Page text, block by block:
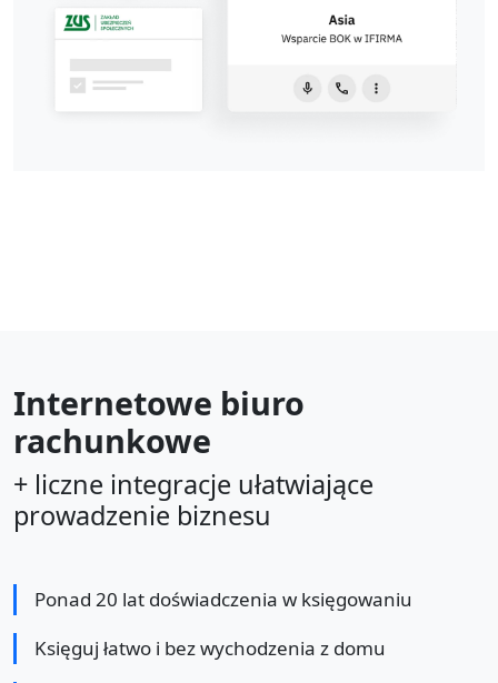
Internetowe biuro
rachunkowe
+ liczne integracje ułatwiające
prowadzenie biznesu
Ponad 20 lat doświadczenia w księgowaniu
Księguj łatwo i bez wychodzenia z domu